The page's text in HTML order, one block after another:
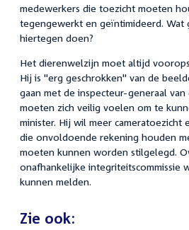
medewerkers die toezicht moeten
tegengewerkt en geïntimideerd. Wat
hiertegen doen?
Het dierenwelzijn moet altijd
Hij is "erg geschrokken" van de
gaan met de inspecteur-generaal
moeten zich veilig voelen om te
minister. Hij wil meer cameratoezicht
die onvoldoende rekening houden
moeten kunnen worden stilgelegd.
onafhankelijke integriteitscommissie
kunnen melden.
Zie ook: